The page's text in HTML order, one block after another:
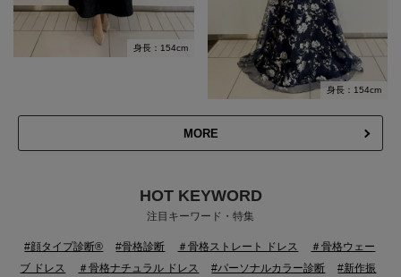
身長：154cm
身長：154cm
MORE
HOT KEYWORD
注目キーワード・特集
#顔タイプ診断® #骨格診断 ＃骨格ストレート ドレス
＃骨格ウェー
ブ ドレス
＃骨格ナチュラル ドレス #パーソナルカラー診断
#新作振